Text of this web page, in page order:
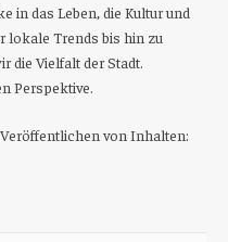
in das Leben, die Kultur und
lokale Trends bis hin zu
die Vielfalt der Stadt.
Perspektive.
von Inhalten: